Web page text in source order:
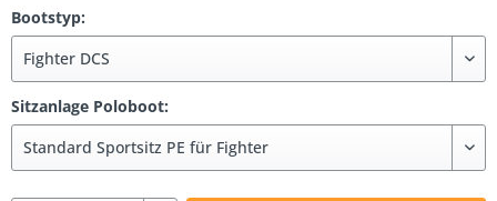
Bootstyp:
Sitzanlage Poloboot: